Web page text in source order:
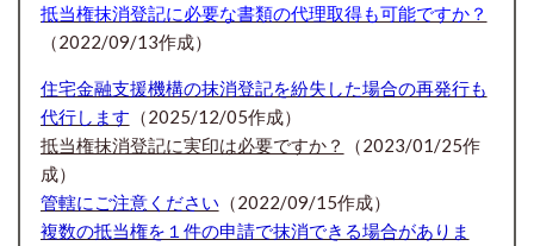
抵当権抹消登記に必要な書類の代理取得も可能ですか？
（2022/09/13作成）
住宅金融支援機構の抹消登記を紛失した場合の再発行も
代行します （2025/12/05作成）
抵当権抹消登記に実印は必要ですか？
（2023/01/25作
成）
管轄にご注意ください （2022/09/15作成）
複数の抵当権を１件の申請で抹消できる場合がありま